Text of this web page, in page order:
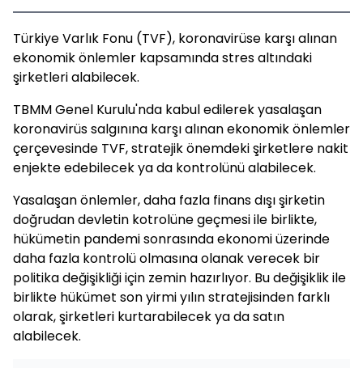
Türkiye Varlık Fonu (TVF), koronavirüse karşı alınan
ekonomik önlemler kapsamında stres altındaki
şirketleri alabilecek.
TBMM Genel Kurulu'nda kabul edilerek yasalaşan
koronavirüs salgınına karşı alınan ekonomik önlemler
çerçevesinde TVF, stratejik önemdeki şirketlere nakit
enjekte edebilecek ya da kontrolünü alabilecek.
Yasalaşan önlemler, daha fazla finans dışı şirketin
doğrudan devletin kotrolüne geçmesi ile birlikte,
hükümetin pandemi sonrasında ekonomi üzerinde
daha fazla kontrolü olmasına olanak verecek bir
politika değişikliği için zemin hazırlıyor. Bu değişiklik ile
birlikte hükümet son yirmi yılın stratejisinden farklı
olarak, şirketleri kurtarabilecek ya da satın
alabilecek.